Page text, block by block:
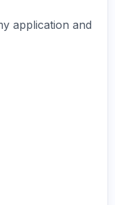
application and